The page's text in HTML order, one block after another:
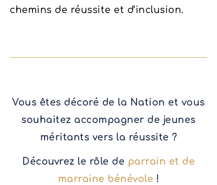
chemins de réussite et d’inclusion.
Vous êtes décoré de la Nation et vous
souhaitez accompagner de jeunes
méritants vers la réussite ?
Découvrez le rôle de parrain et de
marraine bénévole !